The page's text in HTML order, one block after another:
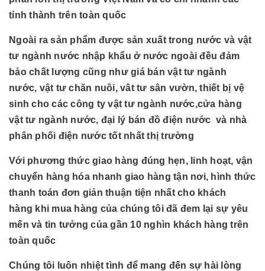
tỉnh thành trên toàn quốc
Ngoài ra sản phẩm được sản xuất trong nước và vật
tư ngành nước nhập khẩu ở nước ngoài đều đảm
bảo chất lượng cũng như giá bán vật tư ngành
nước, vật tư chăn nuôi, vât tư sân vườn, thiết bị vệ
sinh cho các công ty vật tư ngành nước,cửa hàng
vật tư ngành nước, đại lý bán đồ điện nước và nhà
phân phối điện nước tốt nhất thị trường
Với phương thức giao hàng đúng hẹn, linh hoạt, vận
chuyển hàng hóa nhanh giao hàng tận nơi, hình thức
thanh toán đơn giản thuận tiện nhất cho khách
hàng khi mua hàng của chúng tôi đã đem lại sự yêu
mến và tin tưởng của gần 10 nghìn khách hàng trên
toàn quốc
Chúng tôi luôn nhiệt tình để mang đến sự hài lòng